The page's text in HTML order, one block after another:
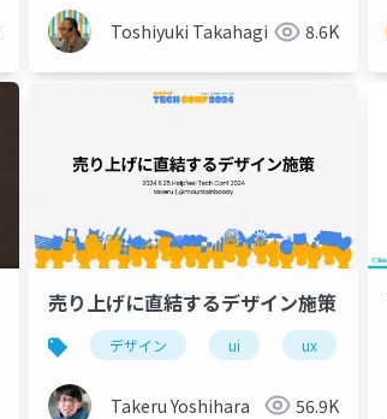
Toshiyuki Takahagi 8.6K
売り上げに直結するデザイン施策
デザイン ui ux
Takeru Yoshihara 56.9K